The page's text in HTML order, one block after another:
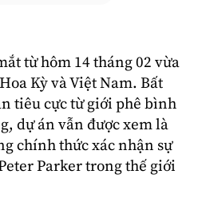
từ hôm 14 tháng 02 vừa
Kỳ và Việt Nam. Bất
tiêu cực từ giới phê bình
dự án vẫn được xem là
chính thức xác nhận sự
Parker trong thế giới